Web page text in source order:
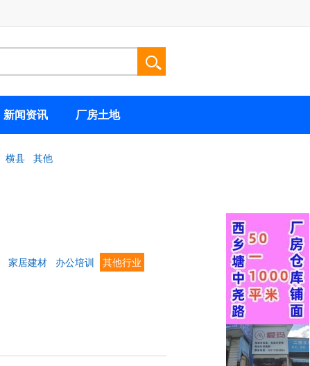
新闻资讯 厂房土地
横县 其他
家居建材 办公培训 其他行业